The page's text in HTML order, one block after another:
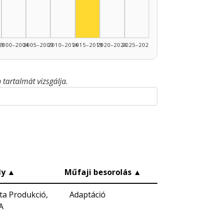
2005–20092010–20142015–20192020–20242025–2026
tartalmát vizsgálja.
▲ Műfaji besorolás ▲
Produkció,
Adaptáció